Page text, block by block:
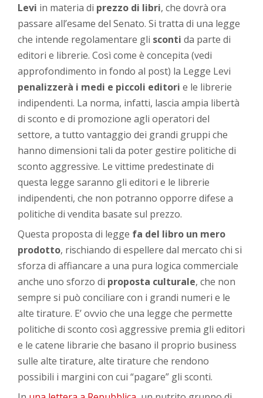
Levi in materia di prezzo di libri, che dovrà ora
passare all’esame del Senato. Si tratta di una legge
che intende regolamentare gli scontida parte di
editori e librerie. Così come è concepita (vedi
approfondimento in fondo al post) la Legge Levi
penalizzerà i medi e piccoli editori e le librerie
indipendenti. La norma, infatti, lascia ampia libertà
di sconto e di promozione agli operatori del
settore, a tutto vantaggio dei grandi gruppi che
hanno dimensioni tali da poter gestire politiche di
sconto aggressive. Le vittime predestinate di
questa legge saranno gli editori e le librerie
indipendenti, che non potranno opporre difese a
politiche di vendita basate sul prezzo.
Questa proposta di legge fa del libro un mero
prodotto, rischiando di espellere dal mercato chi si
sforza di affiancare a una pura logica commerciale
anche uno sforzo di proposta culturale, che non
sempre si può conciliare con i grandi numeri e le
alte tirature. E’ ovvio che una legge che permette
politiche di sconto così aggressive premia gli editori
e le catene librarie che basano il proprio business
sulle alte tirature, alte tirature che rendono
possibili i margini con cui “pagare” gli sconti.